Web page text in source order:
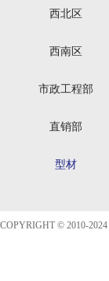
西北区
西南区
市政工程部
直销部
型材
COPYRIGHT © 2010-2024